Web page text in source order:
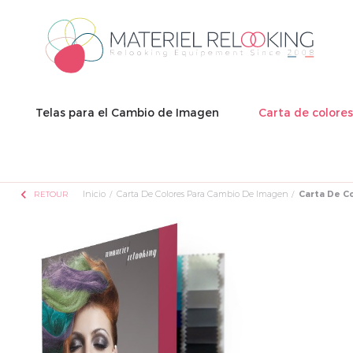
Telas para el Cambio de Imagen Carta de
chevron_left RETOUR Inicio Carta De Colores Para Cambio De Imagen Carta De